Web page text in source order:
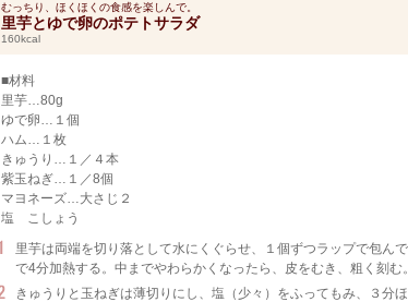
むっちり、ほくほくの食感を楽しんで。
里芋とゆで卵のポテトサラダ
160kcal
■材料
里芋…80g
ゆで卵…１個
ハム…１枚
きゅうり…１／４本
紫玉ねぎ…１／8個
マヨネーズ…大さじ２
塩 こしょう
里芋は両端を切り落として水にくぐらせ、１個ずつラップで包ん
で4分加熱する。中までやわらかくなったら、皮をむき、粗く刻む。
きゅうりと玉ねぎは薄切りにし、塩（少々）をふってもみ、３分